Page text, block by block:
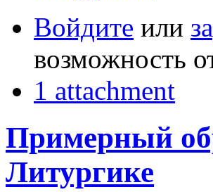
Войдите или
возможность
1 attachment
Примерный
Литургике